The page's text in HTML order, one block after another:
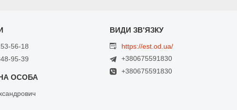
56-18
95-39
https://est.od.ua/
+380675591830
+380675591830